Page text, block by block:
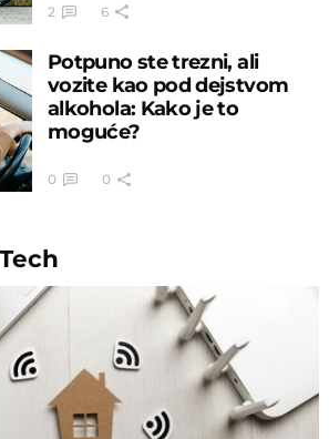
2 6
Potpuno ste trezni, ali
vozite kao pod dejstvom
alkohola: Kako je to
moguće?
0 0